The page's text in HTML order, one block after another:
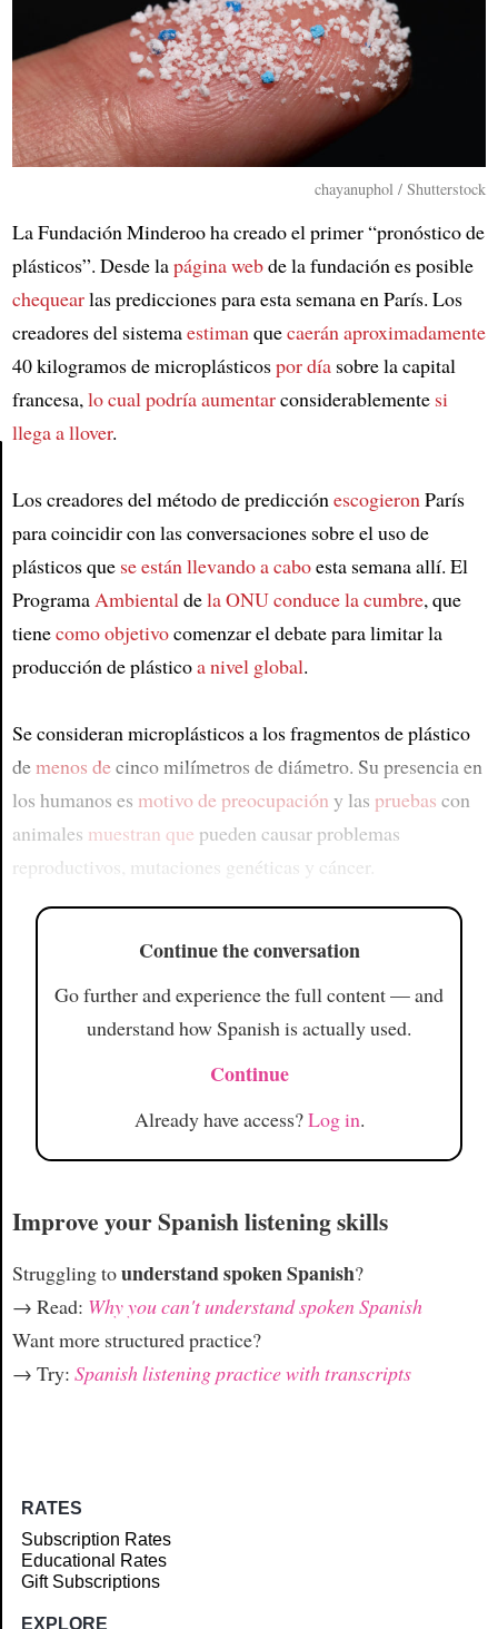
Article
chayanuphol / Shutterstock
La Fundación Minderoo ha creado el primer “pronóstico de
plásticos”. Desde lapágina webde la fundación es posible
chequearlas predicciones para esta semana en París. Los
creadores del sistemaestiman quecaerán aproximadamente
40 kilogramos de microplásticospor díasobre la capital
francesa, lo cual podría aumentarconsiderablemente si
llega a llover.
Los creadores del método de predicción escogieron París
para coincidir con las conversaciones sobre el uso de
plásticos que se están llevando a caboesta semana allí. El
Programa Ambiental dela ONUconduce la cumbre, que
tienecomo objetivocomenzar el debate para limitar la
producción de plásticoa nivel global.
Se consideran microplásticos a los fragmentos de plástico
demenos decinco milímetros de diámetro. Su presencia en
los humanos es motivo de preocupación y las pruebas con
animales muestran que pueden causar problemas
reproductivos, mutaciones genéticas y cáncer.
Continue the conversation
Go further and experience the full content — and
understand how Spanish is actually used.
Continue
Already have access?Log in.
Improve your Spanish listening skills
Struggling tounderstand spoken Spanish?
→ Read: Why you can't understand spoken Spanish
Want more structured practice?
→ Try: Spanish listening practice with transcripts
RATES
Subscription Rates
Educational Rates
Gift Subscriptions
EXPLORE